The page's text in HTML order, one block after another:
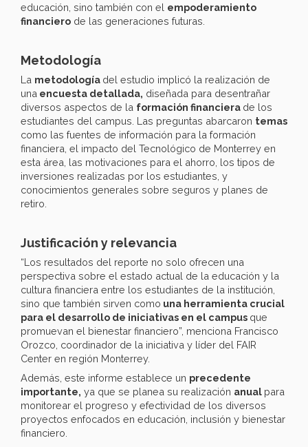
educación, sino también con el empoderamiento
financiero de las generaciones futuras.
Metodología
La metodología del estudio implicó la realización de
una encuesta detallada, diseñada para desentrañar
diversos aspectos de la formación financiera de los
estudiantes del campus. Las preguntas abarcaron temas
como las fuentes de información para la formación
financiera, el impacto del Tecnológico de Monterrey en
esta área, las motivaciones para el ahorro, los tipos de
inversiones realizadas por los estudiantes, y
conocimientos generales sobre seguros y planes de
retiro.
Justificación y relevancia
“Los resultados del reporte no solo ofrecen una
perspectiva sobre el estado actual de la educación y la
cultura financiera entre los estudiantes de la institución,
sino que también sirven como una herramienta crucial
para el desarrollo de iniciativas en el campus que
promuevan el bienestar financiero”, menciona Francisco
Orozco, coordinador de la iniciativa y líder del FAIR
Center en región Monterrey.
Además, este informe establece un precedente
importante, ya que se planea su realización anual para
monitorear el progreso y efectividad de los diversos
proyectos enfocados en educación, inclusión y bienestar
financiero.